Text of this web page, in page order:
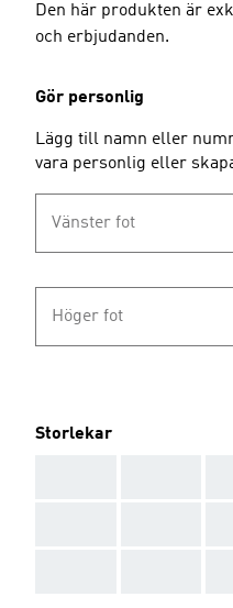
Den här produkten är
och erbjudanden.
Gör personlig
Lägg till namn eller
vara personlig eller
Vänster fot
Höger fot
Storlekar